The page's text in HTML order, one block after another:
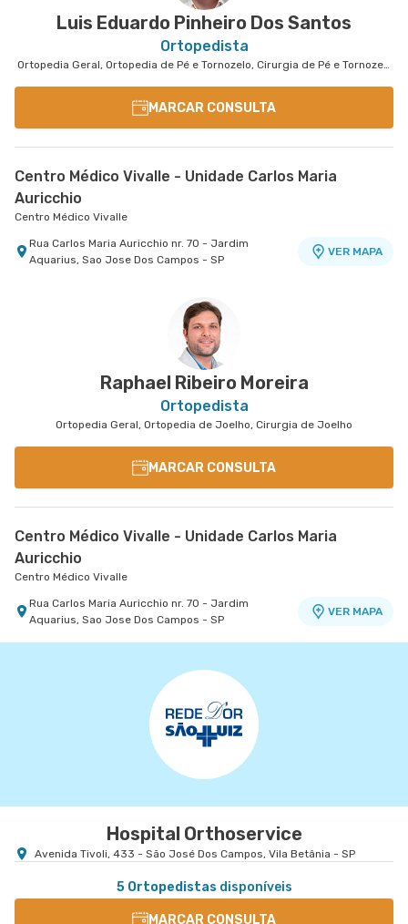
Luis Eduardo Pinheiro Dos Santos
Ortopedista
Ortopedia Geral, Ortopedia de Pé e Tornozelo, Cirurgia de Pé e Tornozelo
MARCAR CONSULTA
Centro Médico Vivalle - Unidade Carlos Maria
Auricchio
Centro Médico Vivalle
Rua Carlos Maria Auricchio nr. 70 - Jardim
Aquarius, Sao Jose Dos Campos - SP
VER MAPA
Raphael Ribeiro Moreira
Ortopedista
Ortopedia Geral, Ortopedia de Joelho, Cirurgia de Joelho
MARCAR CONSULTA
Centro Médico Vivalle - Unidade Carlos Maria
Auricchio
Centro Médico Vivalle
Rua Carlos Maria Auricchio nr. 70 - Jardim
Aquarius, Sao Jose Dos Campos - SP
VER MAPA
Hospital Orthoservice
Avenida Tivoli, 433 - São José Dos Campos, Vila Betânia - SP
5 Ortopedistas disponíveis
MARCAR CONSULTA